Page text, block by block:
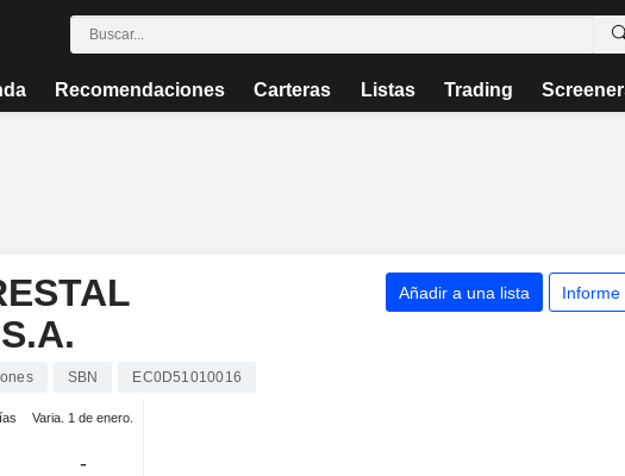
Recomendaciones Carteras Listas Trading
Añadir a una lista Informe
SBN EC0D51010016
Varia. 1 de enero.
-